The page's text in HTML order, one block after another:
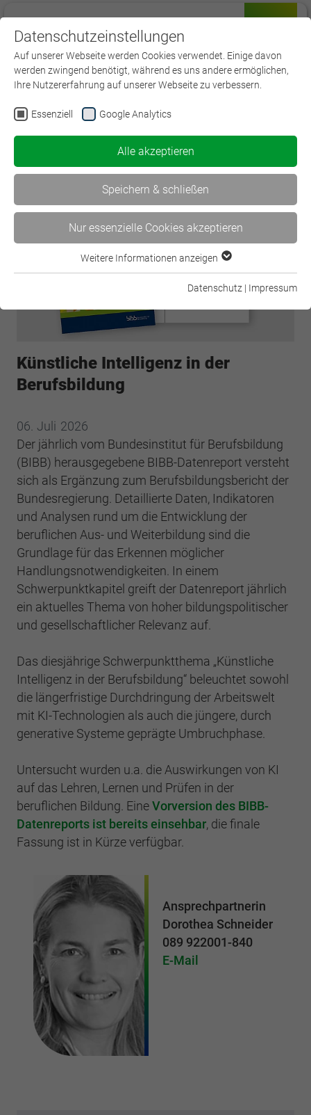
< Theorie trifft Praxis! Die…
Berufsbildungsbericht 2026… >
Künstliche Intelligenz in der
Berufsbildung
06. Juli 2026
Der jährlich vom Bundesinstitut für Berufsbildung
(BIBB) herausgegebene BIBB-Datenreport versteht
sich als Ergänzung zum Berufsbildungsbericht der
Bundesregierung. Detaillierte Daten, Indikatoren
und Analysen rund um die Entwicklung der
beruflichen Aus- und Weiterbildung sind die
Grundlage für das Erkennen möglicher
Handlungsnotwendigkeiten. In einem
Schwerpunktkapitel greift der Datenreport jährlich
ein aktuelles Thema von hoher bildungspolitischer
und gesellschaftlicher Relevanz auf.
Das diesjährige Schwerpunktthema „Künstliche
Intelligenz in der Berufsbildung“ beleuchtet sowohl
die längerfristige Durchdringung der Arbeitswelt
mit KI-Technologien als auch die jüngere, durch
generative Systeme geprägte Umbruchphase.
Untersucht wurden u.a. die Auswirkungen von KI
auf das Lehren, Lernen und Prüfen in der
beruflichen Bildung. EineVorversion des BIBB-
Datenreports ist bereits einsehbar, die finale
Fassung ist in Kürze verfügbar.
Ansprechpartnerin
Dorothea Schneider
089 922001-840
E-Mail
Datenschutzeinstellungen
Auf unserer Webseite werden Cookies verwendet. Einige davon
werden zwingend benötigt, während es uns andere ermöglichen,
Ihre Nutzererfahrung auf unserer Webseite zu verbessern.
Essenziell Google Analytics
Alle akzeptieren
Speichern & schließen
Nur essenzielle Cookies akzeptieren
Essenzielle Cookies werden für grundlegende Funktionen der
Webseite einwandfrei funktioniert.
Anbieter BWV Verband
Zweck
Dieses Cookie wird verwendet, um Ihre
speichern.
Name SgCookieOptin.lastPreferences
Anbieter BWV Verband
Laufzeit 1 Jahr
Dieser Wert speichert Ihre Consent-
Einstellungen. Unter anderem eine zufällig
Speicherung Ihrer vorgenommen
Einstellungen, falls der Webseiten-Betreiber
dies eingestellt hat.
Name fe_typo3_user
Anbieter BWV Verband
Laufzeit Sitzungsende
Speicherung der Benutzer-ID bei
Anmeldung über den Webseiten-Login .
Google Analytics
Anbieter Google Analytics
Laufzeit 2 Jahre
Zweck
Registriert eine eindeutige ID, die verwendet
wird, um statistische Daten dazu, wie der
Besucher die Website nutzt, zu generieren.
Name _ga_#
Zweck
Sammelt Daten dazu, wie oft ein Benutzer
eine Website besucht hat, sowie Daten für
den ersten und letzten Besuch. Von Google
Analytics verwendet.
Name _gid
Anbieter Google Analytics
Laufzeit 1 Tag
Zweck
wird, um statistische Daten dazu, wie der
Besucher die Website nutzt, zu generieren.
Weitere Informationen anzeigen
Datenschutz | Impressum